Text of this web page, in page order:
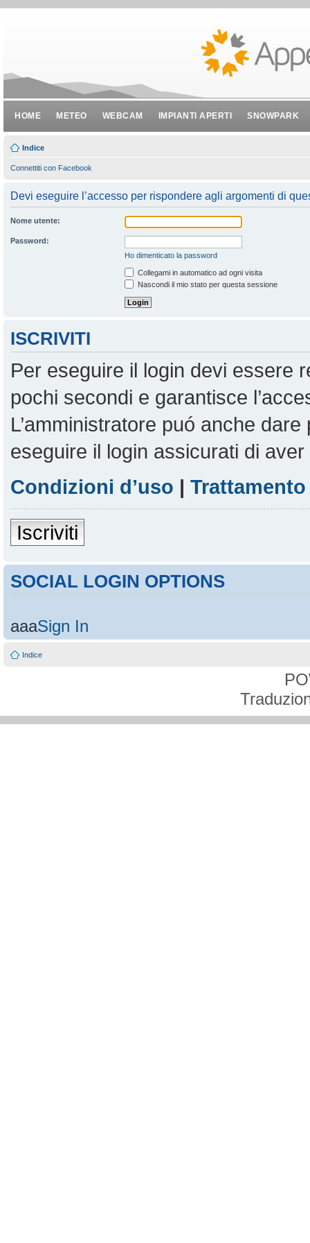
HOME METEO WEBCAM IMPIANTI APERTI SNOWPARK
Indice
Connettiti con Facebook
Devi eseguire l’accesso per rispondere agli argomenti di
Nome utente:
Password:
Ho dimenticato la password
Collegami in automatico ad ogni visita
Nascondi il mio stato per questa sessione
ISCRIVITI
Per eseguire il login devi essere
pochi secondi e garantisce
L’amministratore puó anche
eseguire il login assicurati di
Condizioni d’uso |
Iscriviti
SOCIAL LOGIN OPTIONS
aaaSign In
Indice